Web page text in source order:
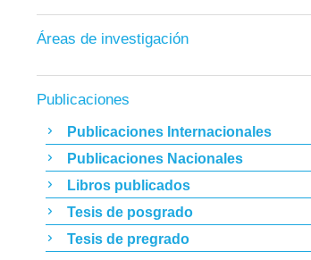
Áreas de investigación
Publicaciones
Publicaciones Internacionales
Publicaciones Nacionales
Libros publicados
Tesis de posgrado
Tesis de pregrado